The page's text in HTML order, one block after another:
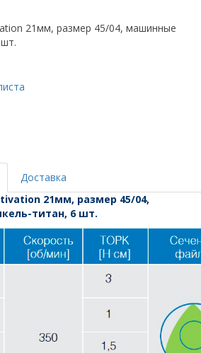
21мм, размер 45/04, машинные
Доставка
21мм, размер 45/04,
титан, 6 шт.